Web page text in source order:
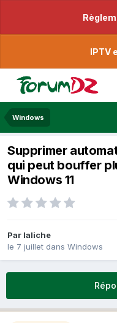
IPTV
Windows
Supprimer
qui peut bouffer
Windows 11
Par laliche
le 7 juillet dans Windows